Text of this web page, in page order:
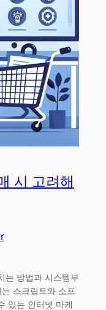
시 고려해
는 방법과 시스템부
스크립트와 소프
있는 인터넷 마케